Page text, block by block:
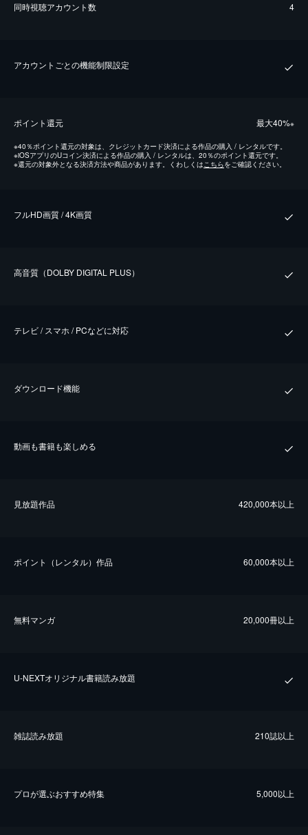
同時視聴アカウント数 4
アカウントごとの機能制限設定
ポイント還元 最⼤40%※
※40％ポイント還元の対象は、クレジットカード決済による作品の購入 / レンタルです。
※iOSアプリのUコイン決済による作品の購入 / レンタルは、20％のポイント還元です。
※還元の対象外となる決済方法や商品があります。くわしくはこちらをご確認ください。
フルHD画質 / 4K画質
⾼⾳質（DOLBY DIGITAL PLUS）
テレビ / スマホ / PCなどに対応
ダウンロード機能
動画も書籍も楽しめる
⾒放題作品 420,000本以上
ポイント（レンタル）作品 60,000本以上
無料マンガ 20,000冊以上
U-NEXTオリジナル書籍読み放題
雑誌読み放題 210誌以上
プロが選ぶおすすめ特集 5,000以上